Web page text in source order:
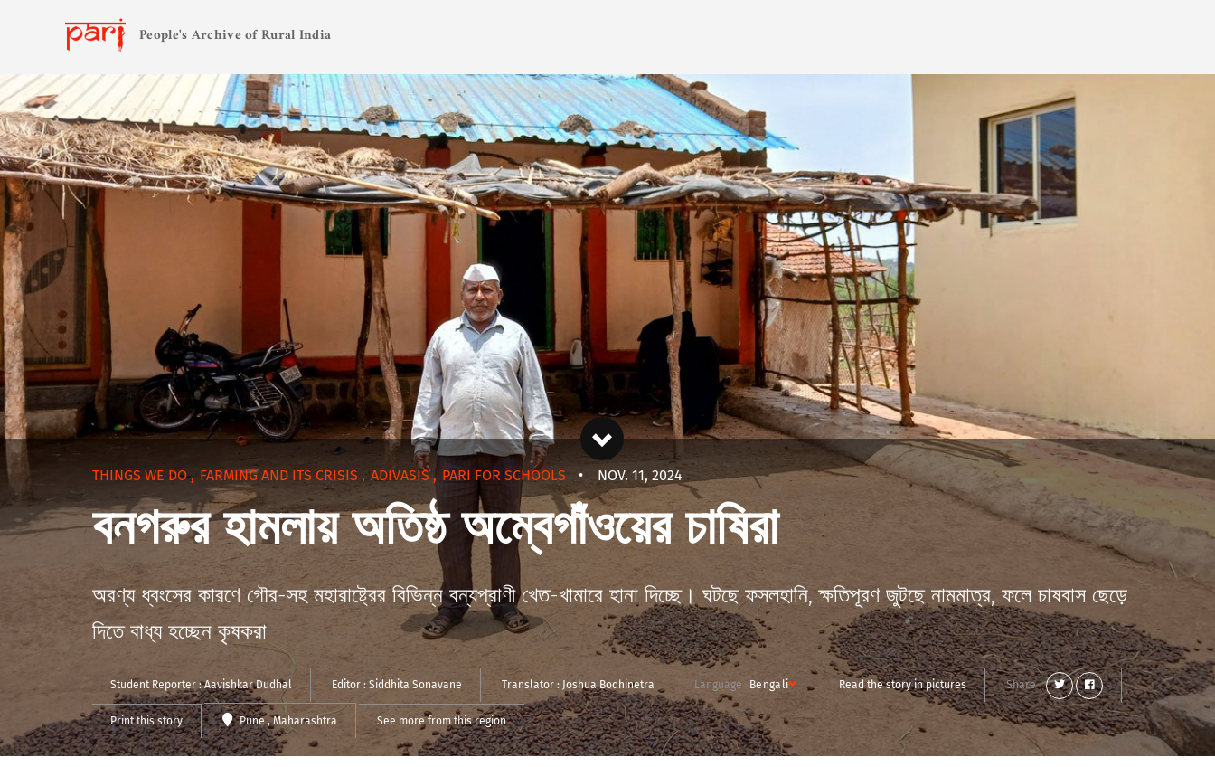
People's Archive of Rural India
THINGS WE DO , FARMING AND ITS CRISIS , ADIVASIS, PARI FOR SCHOOLS • NOV. 11, 2024
বনগরুর হামলায় অতিষ্ঠ অম্বেগাঁওয়ের চাষিরা
অরণ্য ধ্বংসের কারণে গৌর-সহ মহারাষ্ট্রের বিভিন্ন বন্যপ্রাণী খেত-খামারে হানা দিচ্ছে। ঘটছে ফসলহানি, ক্ষতিপূরণ জুটছে নামমাত্র, ফলে চাষবাস ছেড়ে
দিতে বাধ্য হচ্ছেন কৃষকরা
Student Reporter :Aavishkar Dudhal Editor : Siddhita Sonavane Translator : Joshua Bodhinetra Language Bengali Read the story in pictures Share
Print this story Pune, Maharashtra See more from this region